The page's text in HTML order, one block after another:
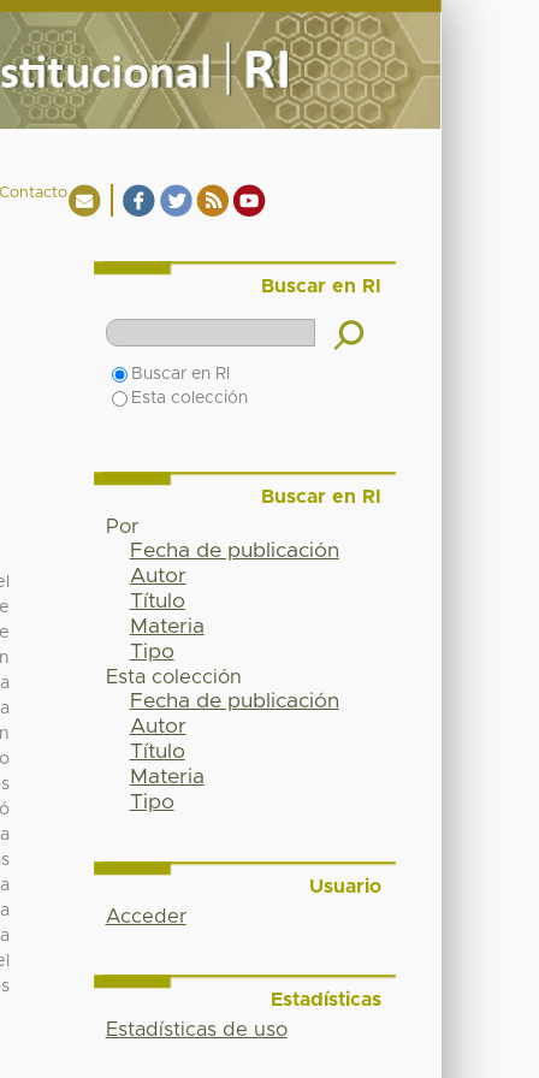
Buscar en RI
Buscar en RI
Esta colección
Buscar en RI
Por
Fecha de publicación
Autor
Título
Materia
Tipo
Esta colección
Fecha de publicación
Autor
Título
Materia
Tipo
Usuario
Acceder
Estadísticas
Estadísticas de uso